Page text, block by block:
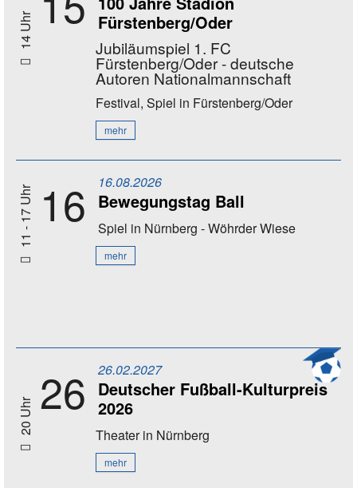
14 Uhr
Fürstenberg/Oder
Jubiläumspiel 1. FC
Fürstenberg/Oder - deutsche
Autoren Nationalmannschaft
Festival, Spiel in Fürstenberg/Oder
mehr
11 - 17 Uhr 16 16.08.2026
Bewegungstag Ball
Spiel in Nürnberg - Wöhrder Wiese
mehr
20 Uhr 26 26.02.2027
Deutscher Fußball-Kulturpreis
2026
Theaterin Nürnberg
mehr